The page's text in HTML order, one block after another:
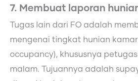
7. Membuat laporan
Tugas lain dari FO adalah
mengenai tingkat hunian
occupancy), khususnya
malam. Tujuannya adalah